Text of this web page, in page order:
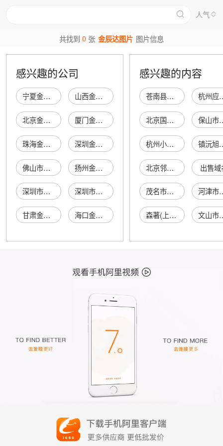
人气
共找到0 张 金辰达图片 图片信息
感兴趣的公司
宁夏金辰达工程有限公司 山西金辰达商贸有限公司
北京金辰达科技有限公司 厦门金辰达贸易有限公司
珠海金辰达科技有限公司 深圳金辰达管理咨询有限公司
佛山市金辰达贸易有限公司 扬州金辰达家电销售有限公司
深圳市金辰达贸易有限公司 深圳市金辰达科技有限公司
甘肃金辰达风机电器有限公司 海口金辰达汽车销售有限公司
感兴趣的内容
苍南县龙港振关再生棉纱加工厂 杭州应朝
北京国泰兴五金建材经营部 保山市
杭州小仪贸易有限公司 镇沅旭
北京邻鲜连锁便利店有限公司北苑东路店 出售域
茂名市福至家投资有限公司 河津市城
森著(上海)机械科技有限公司 文山